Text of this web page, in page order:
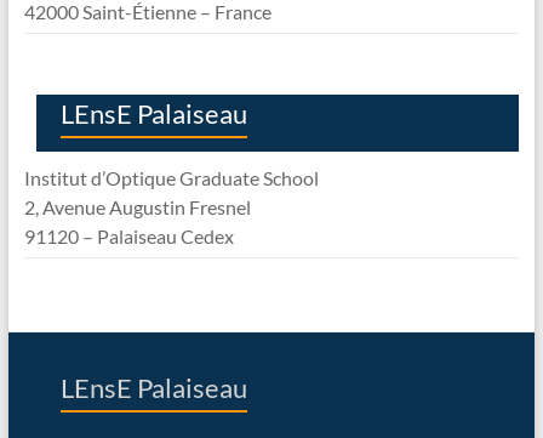
42000 Saint-Étienne – France
LEnsE Palaiseau
Institut d’Optique Graduate School
2, Avenue Augustin Fresnel
91120 – Palaiseau Cedex
LEnsE Palaiseau